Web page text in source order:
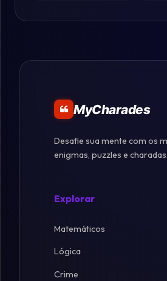
MyCharades
Desafie sua mente com os
enigmas, puzzles e
Explorar
Matemáticos
Lógica
Crime